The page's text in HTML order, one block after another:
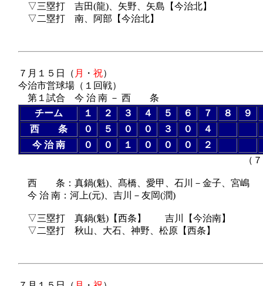
▽三塁打 吉田(龍)、矢野、矢島【今治北】
▽二塁打 南、阿部【今治北】
７月１５日（ 月 ・ 祝）
今治市営球場（１回戦）
第１試合 今 治 南 － 西 条
チーム
１ ２ ３ ４ ５ ６ ７ ８
９
西 条
０ ５ ０ ０ ３ ０
４
今 治 南
０ ０ １ ０ ０ ０
２
（７回コールドゲ
西 条：真鍋(魁)、髙橋、愛甲、石川－金子、宮嶋
今 治 南：河上(元)、吉川－友岡(潤)
▽三塁打 真鍋(魁)【西条】 吉川【今治南】
▽二塁打 秋山、大石、神野、松原【西条】